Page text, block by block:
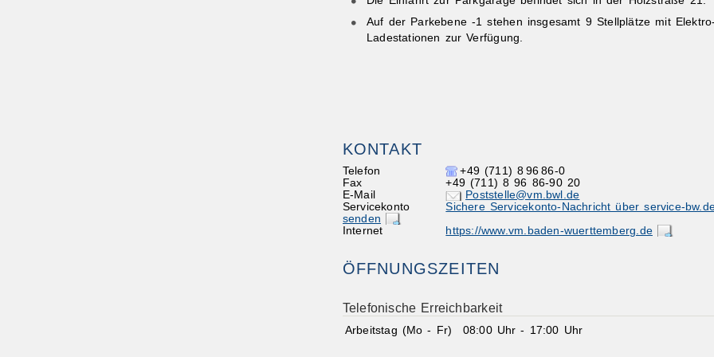
Auf der Parkebene -1 stehen insgesamt 9 Stellplätze mit
Ladestationen zur Verfügung.
KONTAKT
Telefon +49 (711) 8 96 86-0
Fax
+49 (711) 8 96 86-90 20
E-Mail
Poststelle@vm.bwl.de
Servicekonto
Sichere Servicekonto-Nachricht über service-
senden
Internet
https://www.vm.baden-wuerttemberg.de
ÖFFNUNGSZEITEN
Telefonische Erreichbarkeit
Arbeitstag (Mo - Fr) 08:00 Uhr - 17:00 Uhr